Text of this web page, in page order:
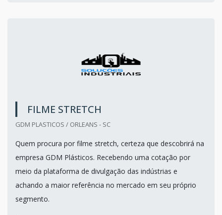
FILME STRETCH
GDM PLASTICOS / ORLEANS - SC
Quem procura por filme stretch, certeza que descobrirá na
empresa GDM Plásticos. Recebendo uma cotação por
meio da plataforma de divulgação das indústrias e
achando a maior referência no mercado em seu próprio
segmento.